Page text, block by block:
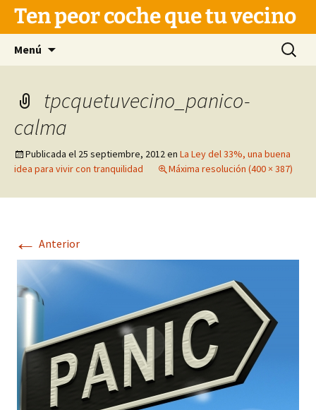
Saltar
contenido
Ten peor coche que tu vecino
Menú Buscar:
tpcquetuvecino_panico-
calma
Publicada el 25 septiembre, 2012en La Ley del 33%, una buena
idea para vivir con tranquilidad
Máxima resolución (400 × 387)
← Anterior